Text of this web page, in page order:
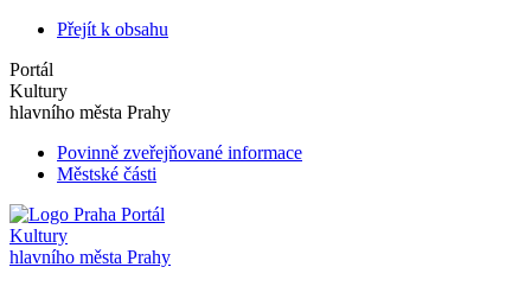
Přejít k obsahu
Portál
Kultury
hlavního města Prahy
Povinně zveřejňované informace
Městské části
Portál
Kultury
hlavního města Prahy